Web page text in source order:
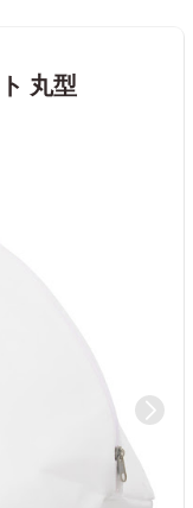
丸型